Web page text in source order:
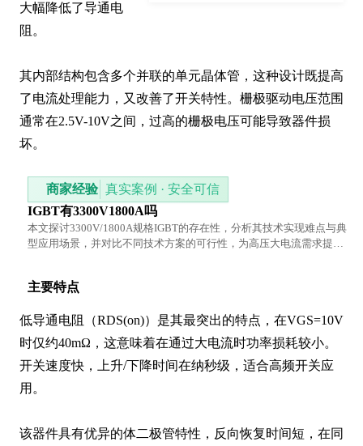
大幅降低了导通电
阻。
其内部结构包含多个并联的单元晶体管，这种设计既提高
了电流处理能力，又改善了开关特性。栅极驱动电压范围
通常在2.5V-10V之间，过高的栅极电压可能导致器件损
坏。
商家经验 真实案例 · 安全可信
IGBT有3300V1800A吗
本文探讨3300V/1800A规格IGBT的存在性，分析其技术实现难点与典
型应用场景，并对比不同技术方案的可行性，为高压大电流需求提供
主要特点
低导通电阻（RDS(on)）是其最突出的特点，在VGS=10V
时仅约40mΩ，这意味着在通过大电流时功率损耗较小。
开关速度快，上升/下降时间在纳秒级，适合高频开关应
用。
该器件具有优异的体二极管特性，反向恢复时间短，在同